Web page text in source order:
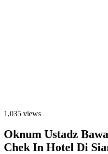
1,035 views
Oknum Ustadz
Chek In Hotel Di